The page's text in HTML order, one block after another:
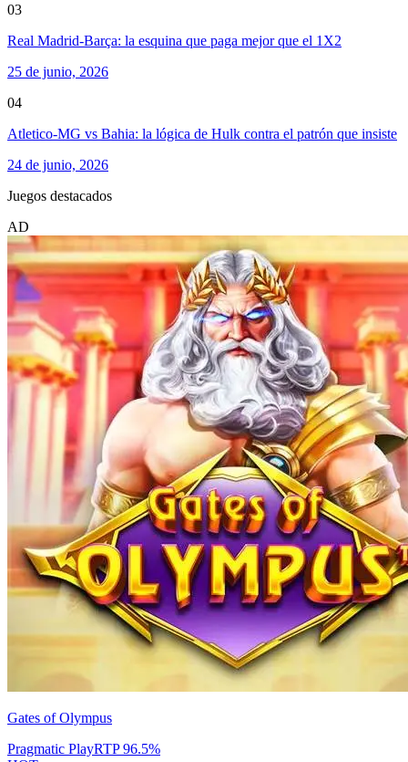
03
Real Madrid-Barça: la esquina que paga mejor que el 1X2
25 de junio, 2026
04
Atletico-MG vs Bahia: la lógica de Hulk contra el patrón que insiste
24 de junio, 2026
Juegos destacados
AD
Gates of Olympus
Pragmatic PlayRTP96.5%